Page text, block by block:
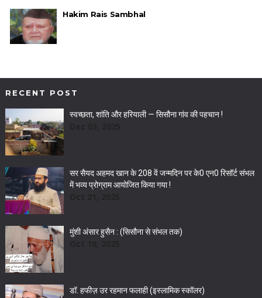
Hakim Rais Sambhal
RECENT POST
स्वच्छता, शांति और हरियाली — सिसौना गांव की पहचान !
सर सैयद अहमद खान के 208 वें जन्मदिन पर के0 एन0 रिसॉर्ट संभल
में भव्य प्रोग्राम आयोजित किया गया !
मुंशी अंसार हुसैन : (सिसौना से संभल तक)
डॉ. हफीज़ उर रहमान फलाही (इस्लामिक स्कॉलर)